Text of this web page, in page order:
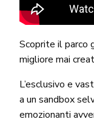
Scoprite il parco
migliore mai
L’esclusivo e
a un sandbox
emozionanti